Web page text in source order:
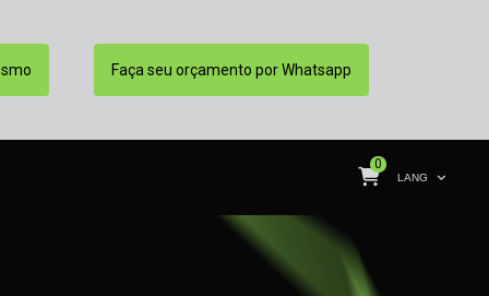
Faça seu orçamento por Whatsapp
0
LANG